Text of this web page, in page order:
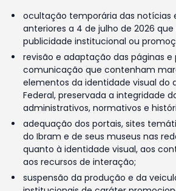
ocultação temporária das notícias
anteriores a 4 de julho de 2026
publicidade institucional ou
revisão e adaptação das páginas e
comunicação que contenham
elementos da identidade visual do
Federal, preservada a integridade
administrativos, normativos e
adequação dos portais, sites
do Ibram e de seus museus nas
quanto à identidade visual, aos
aos recursos de interação;
suspensão da produção e da